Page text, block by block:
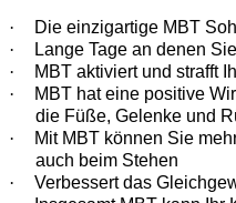
·
Die einzigartige MBT
·
Lange Tage an denen
·
MBT aktiviert und strafft
·
MBT hat eine positive
die Füße, Gelenke und
·
Mit MBT können Sie
auch beim Stehen
·
Verbessert das